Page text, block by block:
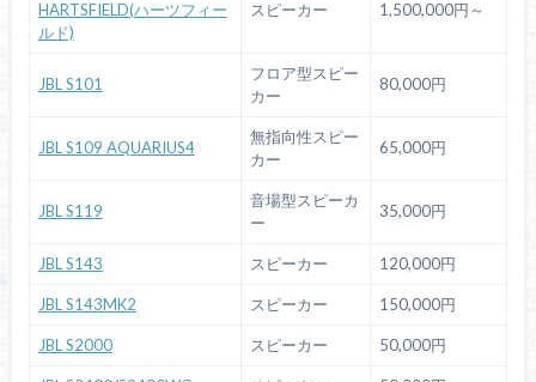
HARTSFIELD(ハーツフィー
ルド)
スピーカー 1,500,000円～
JBL S101
フロア型スピー
カー
80,000円
JBL S109 AQUARIUS4
無指向性スピー
カー
65,000円
JBL S119
音場型スピーカ
ー
35,000円
JBL S143 スピーカー 120,000円
JBL S143MK2 スピーカー 150,000円
JBL S2000 スピーカー 50,000円